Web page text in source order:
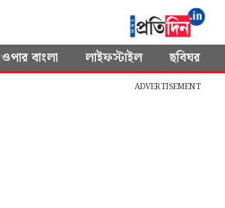
ওপার বাংলা লাইফস্টাইল ছবিঘর
ADVERTISEMENT